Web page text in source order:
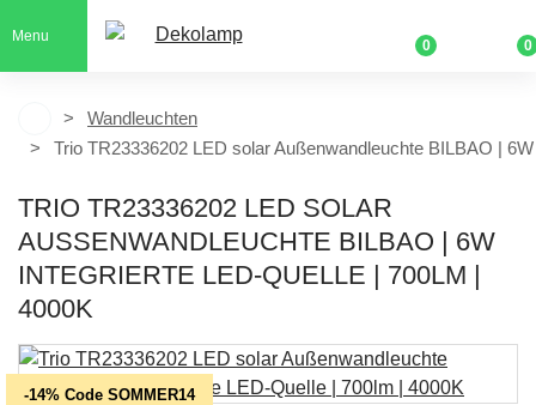
Menu
0 0
Wandleuchten
Trio TR23336202 LED solar Außenwandleuchte BILBAO |
TRIO TR23336202 LED SOLAR
AUSSENWANDLEUCHTE BILBAO | 6W I
NTEGRIERTE LED-QUELLE | 700LM | 4
000K
-14% Code SOMMER14